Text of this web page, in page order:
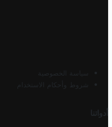
سياسة الخصوصية
شروط وأحكام الاستخدام
أدواتنا